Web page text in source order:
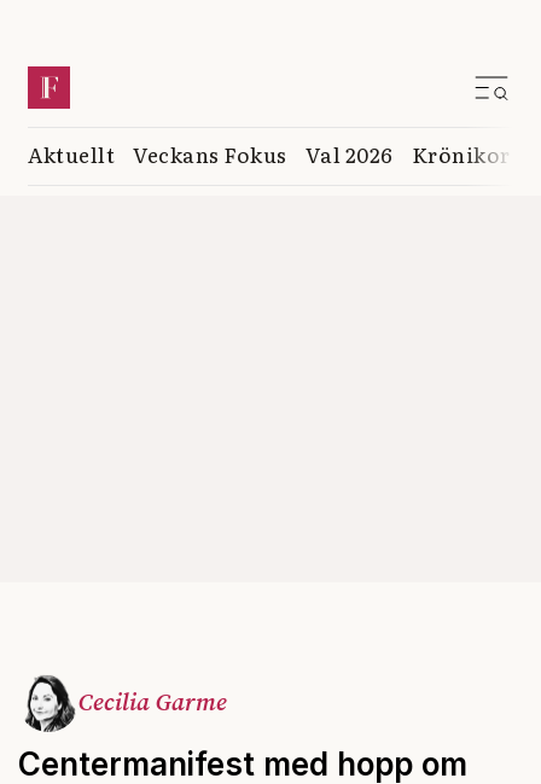
Aktuellt Veckans Fokus Val 2026 Krönikor
Cecilia Garme
Centermanifest med hopp om